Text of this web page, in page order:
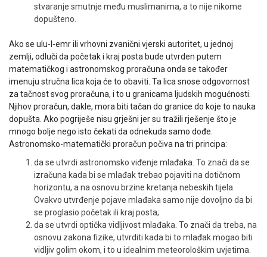
stvaranje smutnje među muslimanima, a to nije nikome
dopušteno.
Ako se ulu-l-emr ili vrhovni zvanični vjerski autoritet, u jednoj
zemlji, odluči da početak i kraj posta bude utvrden putem
matematičkog i astronom­skog proračuna onda se također
imenuju stručna lica koja će to obaviti. Ta lica snose odgovornost
za tačnost svog proračuna, i to u granicama ljudskih mogućnosti.
Njihov proračun, dakle, mora biti tačan do granice do koje to nauka
dopušta. Ako pogriješe nisu grješni jer su tražili rješenje što je
mnogo bolje nego isto čekati da odnekuda samo dođe.
Astronomsko-matematički proračun počiva na tri principa:
da se utvrdi astronomsko viđenje mlađaka. To znači da se
izračuna kada bi se mlađak trebao pojaviti na dotičnom
hori­zontu, a na osnovu brzine kretanja nebeskih tijela.
Ovakvo utvrđenje pojave mlađaka samo nije dovoljno da bi
se proglasio početak ili kraj posta;
da se utvrdi optička vidljivost mlađaka. To znači da treba, na
osnovu zakona fizike, utvrditi kada bi to mlađak mogao biti
vidljiv golim okom, i to u idealnim meteorološkim uvjetima.